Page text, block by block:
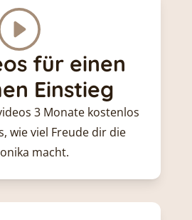
für einen
Einstieg
3 Monate kostenlos
wie viel Freude dir die
macht.